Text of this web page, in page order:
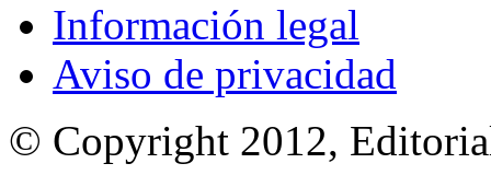
Información legal
Aviso de privacidad
© Copyright 2012,